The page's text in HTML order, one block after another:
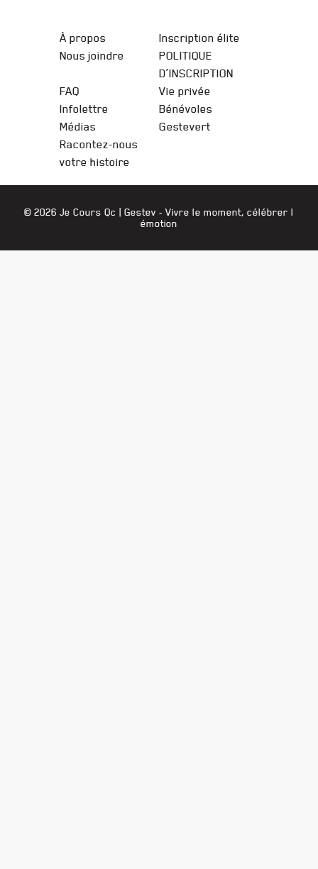
À propos
Inscription élite
Nous joindre
POLITIQUE
D’INSCRIPTION
FAQ
Vie privée
Infolettre
Bénévoles
Médias
Gestevert
Racontez-nous
votre histoire
© 2026 Je Cours Qc | Gestev - Vivre le moment, célébrer l
émotion